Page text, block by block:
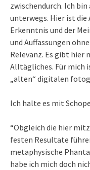
zwischendurch. Ich
unterwegs. Hier ist die
Erkenntnis und der
und Auffassungen
Relevanz. Es gibt hier
Alltägliches. Für mich
„alten“ digitalen
Ich halte es mit
“Obgleich die hier
festen Resultate
metaphysische
habe ich mich doch